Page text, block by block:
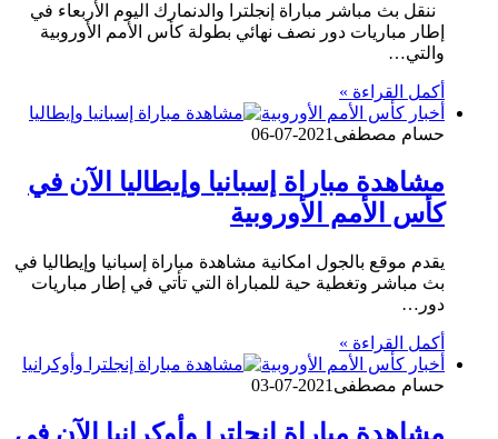
ننقل بث مباشر مباراة إنجلترا والدنمارك اليوم الأربعاء في
إطار مباريات دور نصف نهائي بطولة كأس الأمم الأوروبية
والتي…
أكمل القراءة »
أخبار كأس الأمم الأوروبية
حسام مصطفى 2021-07-06
مشاهدة مباراة إسبانيا وإيطاليا الآن في
كأس الأمم الأوروبية
يقدم موقع بالجول امكانية مشاهدة مباراة إسبانيا وإيطاليا في
بث مباشر وتغطية حية للمباراة التي تأتي في إطار مباريات
دور…
أكمل القراءة »
أخبار كأس الأمم الأوروبية
حسام مصطفى 2021-07-03